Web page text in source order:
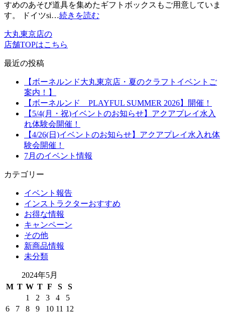
すめのあそび道具を集めたギフトボックスもご用意していま
す。 ドイツsi…続きを読む
大丸東京店の
店舗TOPはこちら
最近の投稿
【ボーネルンド大丸東京店・夏のクラフトイベントご
案内！】
【ボーネルンド PLAYFUL SUMMER 2026】開催！
【5/4(月・祝)イベントのお知らせ】アクアプレイ水入
れ体験会開催！
【4/26(日)イベントのお知らせ】アクアプレイ水入れ体
験会開催！
7月のイベント情報
カテゴリー
イベント報告
インストラクターおすすめ
お得な情報
キャンペーン
その他
新商品情報
未分類
2024年5月
M T W T F S
S
1
2 3 4
5
6
7 8 9 10 11 12